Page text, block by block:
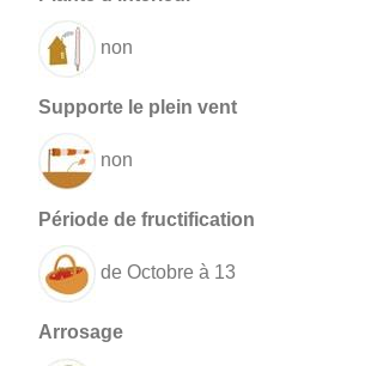
non
non
de Octobre à 13